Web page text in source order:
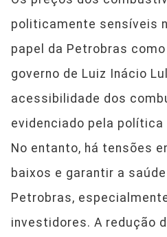
politicamente sensíveis
papel da Petrobras
governo de Luiz Inácio
acessibilidade dos
evidenciado pela política
No entanto, há tensões
baixos e garantir a
Petrobras,
investidores. A redução